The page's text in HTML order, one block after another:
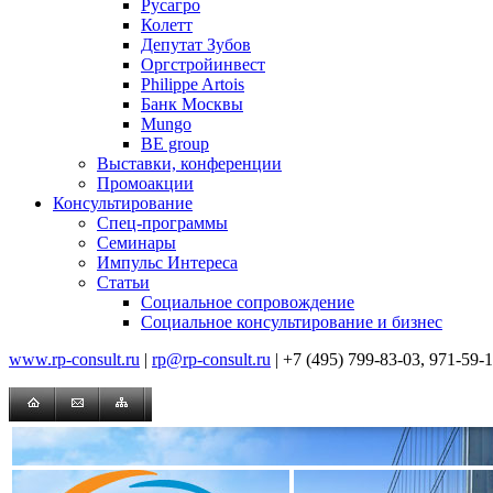
Русагро
Колетт
Депутат Зубов
Оргстройинвест
Philippe Artois
Банк Москвы
Mungo
BE group
Выставки, конференции
Промоакции
Консультирование
Спец-программы
Семинары
Импульс Интереса
Статьи
Социальное сопровождение
Социальное консультирование и бизнес
www.rp-consult.ru | rp@rp-consult.ru | +7 (495) 799-83-03, 971-59-